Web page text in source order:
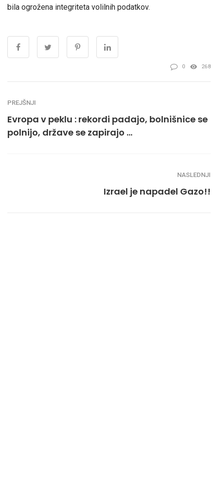
bila ogrožena integriteta volilnih podatkov.
0 268
PREJŠNJI
Evropa v peklu : rekordi padajo, bolnišnice se
polnijo, države se zapirajo …
NASLEDNJI
Izrael je napadel Gazo!!